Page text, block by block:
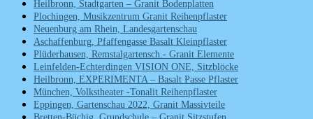
Heilbronn, Stadtgarten – Granit Bodenplatten
Plochingen, Musikzentrum Granit Reihenpflaster
Neuenburg am Rhein, Landesgartenschau
Aschaffenburg, Pfaffengasse Basalt Kleinpflaster
Plüderhausen, Remstalgartensch.- Granit Elemente
Leinfelden-Echterdingen VISION ONE, Sitzblöcke
Heilbronn, EXPERIMENTA – Basalt Passe Pflaster
München, Volkstheater -Tonalit Reihenpflaster
Eppingen, Gartenschau 2022, Granit Massivteile